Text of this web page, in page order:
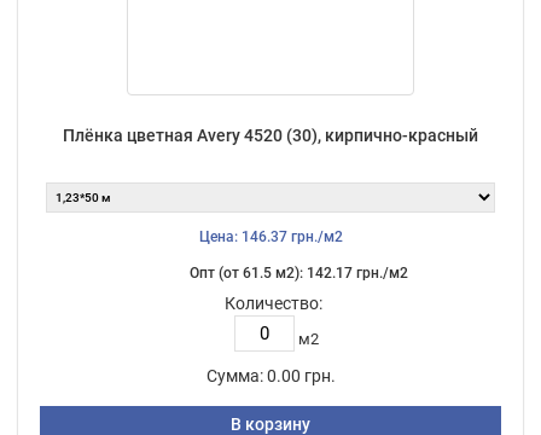
Плёнка цветная Avery 4520 (30), кирпично-красный
Цена: 146.37 грн./м2
Опт (от 61.5 м2): 142.17 грн./м2
Количество:
м2
Сумма: 0.00 грн.
В корзину